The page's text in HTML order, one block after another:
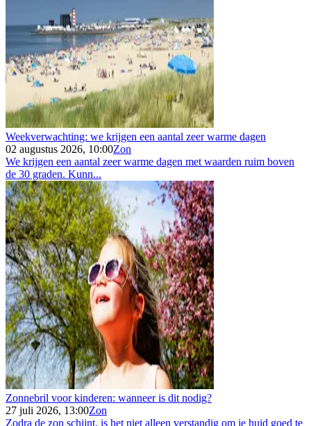
Weekverwachting: we krijgen een aantal zeer warme dagen
02 augustus 2026, 10:00Zon
We krijgen een aantal zeer warme dagen met waarden ruim boven
de 30 graden. Kunn...
Zonnebril voor kinderen: wanneer is dit nodig?
27 juli 2026, 13:00Zon
Zodra de zon schijnt, is het niet alleen verstandig om je huid goed te